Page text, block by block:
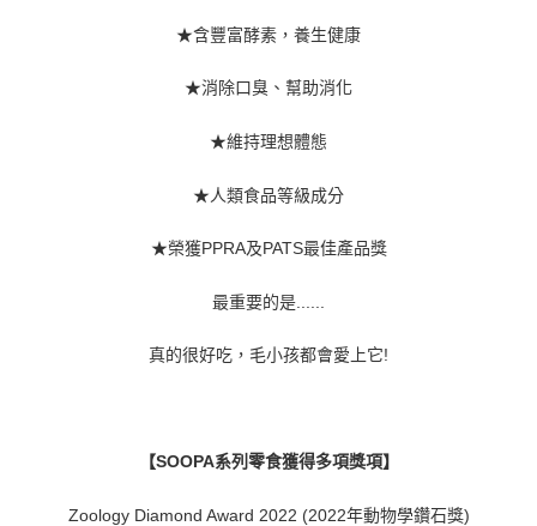
★含豐富酵素，養生健康
★消除口臭、幫助消化
★維持理想體態
★人類食品等級成分
★榮獲PPRA及PATS最佳產品獎
最重要的是......
真的很好吃，毛小孩都會愛上它!
【SOOPA系列零食獲得多項獎項】
Zoology Diamond Award 2022 (2022年動物學鑽石獎)